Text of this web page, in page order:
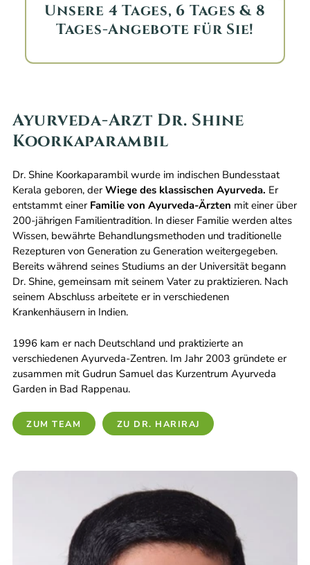
Unsere 4 Tages, 6 Tages & 8
Tages-Angebote für Sie!
Ayurveda-Arzt Dr. Shine
Koorkaparambil
Dr. Shine Koorkaparambil wurde im indischen Bundesstaat
Kerala geboren, derWiege des klassischen Ayurveda. Er
entstammt einer Familie von Ayurveda-Ärzten mit einer über
200-jährigen Familientradition. In dieser Familie werden altes
Wissen, bewährte Behandlungsmethoden und traditionelle
Rezepturen von Generation zu Generation weitergegeben.
Bereits während seines Studiums an der Universität begann
Dr. Shine, gemeinsam mit seinem Vater zu praktizieren. Nach
seinem Abschluss arbeitete er in verschiedenen
Krankenhäusern in Indien.
1996 kam er nach Deutschland und praktizierte an
verschiedenen Ayurveda-Zentren. Im Jahr 2003 gründete er
zusammen mit Gudrun Samuel das Kurzentrum Ayurveda
Garden in Bad Rappenau.
ZUM TEAM ZU DR. HARIRAJ